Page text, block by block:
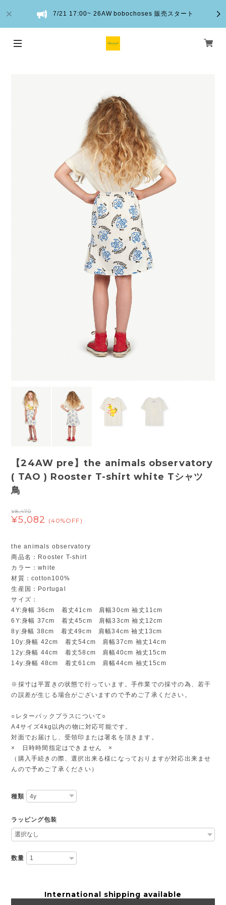
7/21 17:00~ 26AW bobochoses 販売スタート
【24AW pre】the animals observatory
( TAO ) Rooster T-shirt white Tシャツ
鳥
¥8,470
¥5,082 (40%OFF)
the animals observatory
商品名：Rooster T-shirt
カラー：white
材質：cotton100%
生産国：Portugal
サイズ：
4Y:身幅 36cm 着丈41cm 肩幅30cm 袖丈11cm
6Y:身幅 37cm 着丈45cm 肩幅33cm 袖丈12cm
8y:身幅 38cm 着丈49cm 肩幅34cm 袖丈13cm
10y:身幅 42cm 着丈54cm 肩幅37cm 袖丈14cm
12y:身幅 44cm 着丈58cm 肩幅40cm 袖丈15cm
14y:身幅 48cm 着丈61cm 肩幅44cm 袖丈15cm
※採寸は平置きの状態で行っています。手作業での採寸の為、若干
の誤差が生じる場合がございますので予めご了承ください。
○レターパックプラスについて○
A4サイズ4kg以内の物に対応可能です。
対面でお届けし、受領印または署名を頂きます。
× 日時時間指定はできません ×
（購入手続きの際、選択出来る様になっておりますが対応出来ませ
んので予めご了承ください）
種類
ラッピング包装
数量
International shipping available